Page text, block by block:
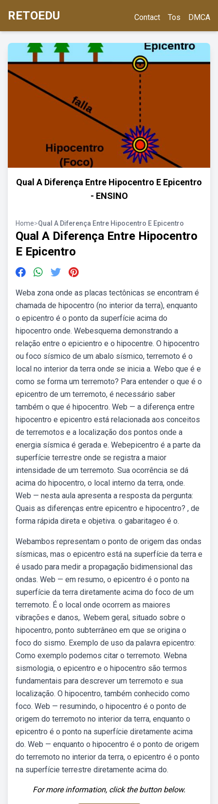
RETOEDU Contact Tos DMCA
Qual A Diferença Entre Hipocentro E Epicentro
- ENSINO
Home>Qual A Diferença Entre Hipocentro E Epicentro
Qual A Diferença Entre Hipocentro
E Epicentro
Weba zona onde as placas tectônicas se encontram é
chamada de hipocentro (no interior da terra), enquanto
o epicentro é o ponto da superfície acima do
hipocentro onde. Webesquema demonstrando a
relação entre o epicientro e o hipocentre. O hipocentro
ou foco sísmico de um abalo sísmico, terremoto é o
local no interior da terra onde se inicia a. Webo que é e
como se forma um terremoto? Para entender o que é o
epicentro de um terremoto, é necessário saber
também o que é hipocentro. Web — a diferença entre
hipocentro e epicentro está relacionada aos conceitos
de terremotos e a localização dos pontos onde a
energia sísmica é gerada e. Webepicentro é a parte da
superfície terrestre onde se registra a maior
intensidade de um terremoto. Sua ocorrência se dá
acima do hipocentro, o local interno da terra, onde.
Web — nesta aula apresenta a resposta da pergunta:
Quais as diferenças entre epicentro e hipocentro? , de
forma rápida direta e objetiva. o gabaritageo é o.
Webambos representam o ponto de origem das ondas
sísmicas, mas o epicentro está na superfície da terra e
é usado para medir a propagação bidimensional das
ondas. Web — em resumo, o epicentro é o ponto na
superfície da terra diretamente acima do foco de um
terremoto. É o local onde ocorrem as maiores
vibrações e danos,. Webem geral, situado sobre o
hipocentro, ponto subterrâneo em que se origina o
foco do sismo. Exemplo de uso da palavra epicentro:
Como exemplo podemos citar o terremoto. Webna
sismologia, o epicentro e o hipocentro são termos
fundamentais para descrever um terremoto e sua
localização. O hipocentro, também conhecido como
foco. Web — resumindo, o hipocentro é o ponto de
origem do terremoto no interior da terra, enquanto o
epicentro é o ponto na superfície diretamente acima
do. Web — enquanto o hipocentro é o ponto de origem
do terremoto no interior da terra, o epicentro é o ponto
na superfície terrestre diretamente acima do.
For more information, click the button below.